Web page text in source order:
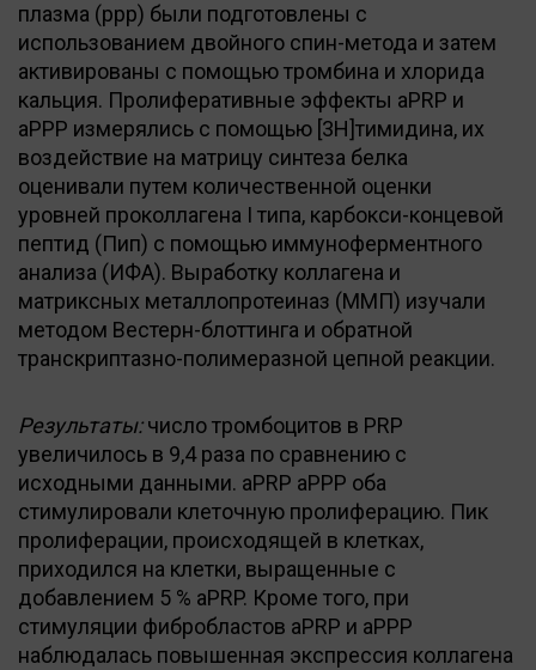
плазма (ррр) были подготовлены с
использованием двойного спин-метода и затем
активированы с помощью тромбина и хлорида
кальция. Пролиферативные эффекты aPRP и
aPPP измерялись с помощью [3Н]тимидина, их
воздействие на матрицу синтеза белка
оценивали путем количественной оценки
уровней проколлагена I типа, карбокси-концевой
пептид (Пип) с помощью иммуноферментного
анализа (ИФА). Выработку коллагена и
матриксных металлопротеиназ (ММП) изучали
методом Вестерн-блоттинга и обратной
транскриптазно-полимеразной цепной реакции.
Результаты:число тромбоцитов в PRP
увеличилось в 9,4 раза по сравнению с
исходными данными. aPRP aPPP оба
стимулировали клеточную пролиферацию. Пик
пролиферации, происходящей в клетках,
приходился на клетки, выращенные с
добавлением 5 % aPRP. Кроме того, при
стимуляции фибробластов aPRP и aPPP
наблюдалась повышенная экспрессия коллагена